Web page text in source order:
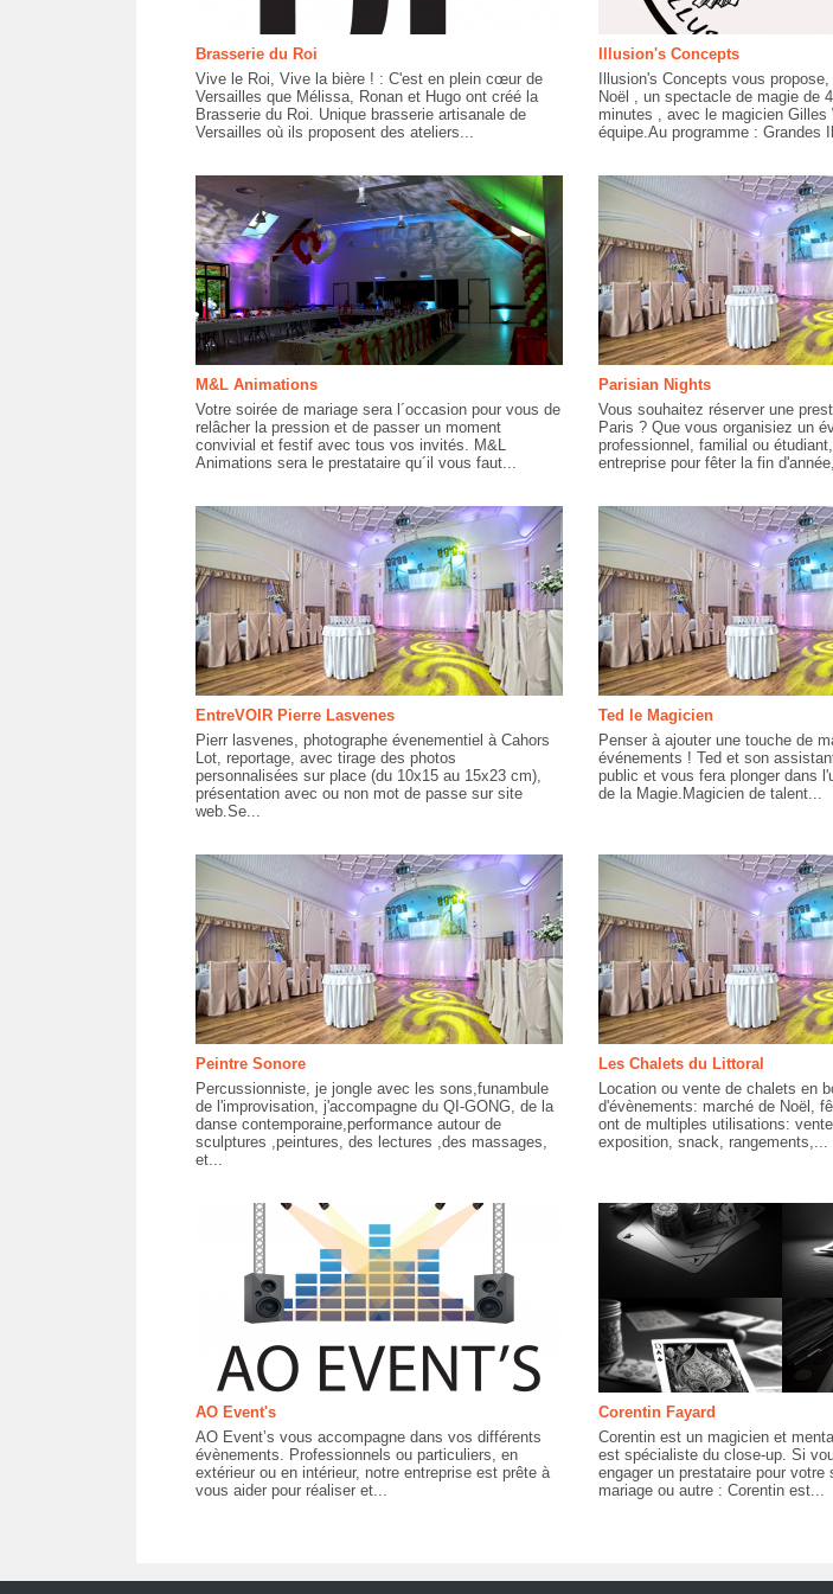
Brasserie du Roi
Vive le Roi, Vive la bière ! : C'est en plein cœur de
Versailles que Mélissa, Ronan et Hugo ont créé la
Brasserie du Roi. Unique brasserie artisanale de
Versailles où ils proposent des ateliers...
Illusion's Concepts
Illusion's Concepts vous
Noël , un spectacle de magie de
minutes , avec le magicien Gilles
équipe.Au programme : Grandes
M&L Animations
Votre soirée de mariage sera l´occasion pour vous de
relâcher la pression et de passer un moment
convivial et festif avec tous vos invités. M&L
Animations sera le prestataire qu´il vous faut...
Parisian Nights
Vous souhaitez réserver une
Paris ? Que vous organisiez un
professionnel, familial ou
entreprise pour fêter la fin
EntreVOIR Pierre Lasvenes
Pierr lasvenes, photographe évenementiel à Cahors
Lot, reportage, avec tirage des photos
personnalisées sur place (du 10x15 au 15x23 cm),
présentation avec ou non mot de passe sur site
web.Se...
Ted le Magicien
Penser à ajouter une touche de
événements ! Ted et son
public et vous fera plonger dans
de la Magie.Magicien de talent...
Peintre Sonore
Percussionniste, je jongle avec les sons,funambule
de l'improvisation, j'accompagne du QI-GONG, de la
danse contemporaine,performance autour de
sculptures ,peintures, des lectures ,des massages,
et...
Les Chalets du Littoral
Location ou vente de chalets en
d'évènements: marché de Noël,
ont de multiples utilisations:
exposition, snack, rangements,...
AO Event's
AO Event’s vous accompagne dans vos différents
évènements. Professionnels ou particuliers, en
extérieur ou en intérieur, notre entreprise est prête à
vous aider pour réaliser et...
Corentin Fayard
Corentin est un magicien et
est spécialiste du close-up. Si
engager un prestataire pour votre
mariage ou autre : Corentin est...